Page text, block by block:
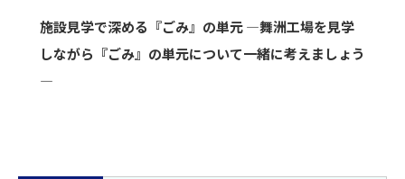
施設見学で深める『ごみ』の単元 ―舞洲工場を見学
しながら『ごみ』の単元について一緒に考えましょう
―